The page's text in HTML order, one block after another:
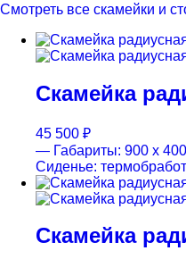
Смотреть все скамейки и
Скамейка
45 500 ₽
— Габариты: 900 x
Сиденье:
Скамейка